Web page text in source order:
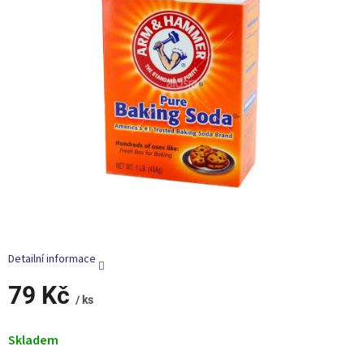
79 Kč / ks
cena:
Skladem
Detailní informace